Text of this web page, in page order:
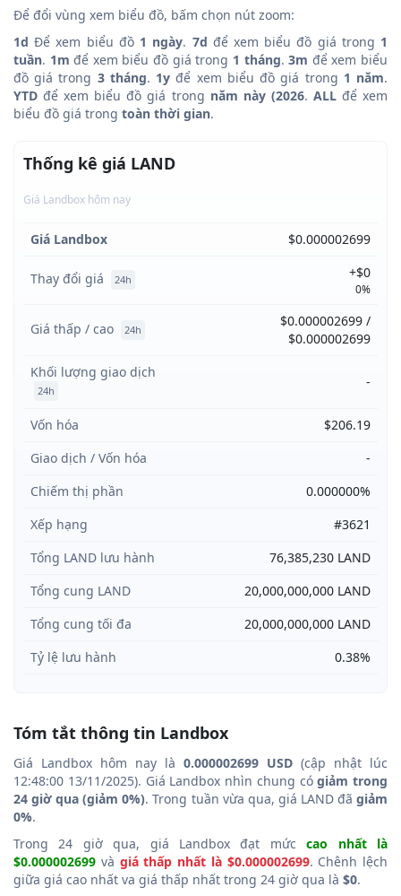
Để đổi vùng xem biểu đồ, bấm chọn nút zoom:
1d Để xem biểu đồ 1 ngày. 7d để xem biểu đồ giá trong 1
tuần. 1m để xem biểu đồ giá trong 1 tháng.3m để xem biểu
đồ giá trong 3 tháng. 1y để xem biểu đồ giá trong 1 năm.
YTD để xem biểu đồ giá trong năm này (2026. ALLđể xem
biểu đồ giá trong toàn thời gian.
Thống kê giá LAND
Giá Landbox hôm nay
Giá Landbox $0.000002699
Thay đổi giá 24h +$0
0%
Giá thấp / cao 24h
$0.000002699 /
$0.000002699
Khối lượng giao dịch
24h
-
Vốn hóa
$206.19
Giao dịch / Vốn hóa
-
Chiếm thị phần
0.000000%
Xếp hạng
#3621
Tổng LAND lưu hành
76,385,230 LAND
Tổng cung LAND
20,000,000,000 LAND
Tổng cung tối đa
20,000,000,000 LAND
Tỷ lệ lưu hành
0.38%
Tóm tắt thông tin Landbox
Giá Landbox hôm nay là 0.000002699 USD (cập nhật lúc
12:48:00 13/11/2025). Giá Landbox nhìn chung cógiảm trong
24 giờ qua (giảm 0%). Trong tuần vừa qua, giá LAND đãgiảm
0%.
Trong 24 giờ qua, giá Landbox đạt mứccao nhất là
$0.000002699 và giá thấp nhất là $0.000002699. Chênh lệch
giữa giá cao nhất va giá thấp nhất trong 24 giờ qua là $0.